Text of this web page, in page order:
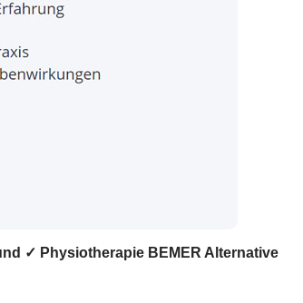
✓ Physiotherapie BEMER Alternative